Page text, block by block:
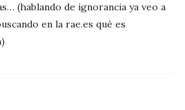
(hablando de ignorancia ya veo a
en la rae.es qué es